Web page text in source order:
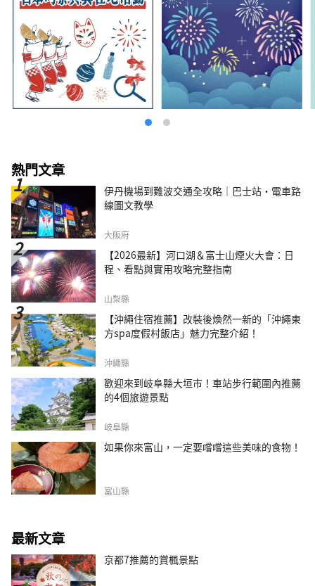
熱門文章
伊丹機場到難波交通全攻略｜巴士站・電車路
線圖文教學
大阪府
【2026最新】河口湖＆富士山煙火大會：日
程、看點與實用攻略完整指南
山梨縣
【沖繩住宿推薦】改裝後煥然一新的「沖繩東
方spa度假村飯店」魅力完整介紹！
沖繩縣
歡迎來到岐阜縣大垣市！車站步行範圍內推薦
的4個旅遊景點
岐阜縣
如果你來富山，一定要嚐嚐這些美味的食物！
富山縣
最新文章
京都7推薦的賞楓景點